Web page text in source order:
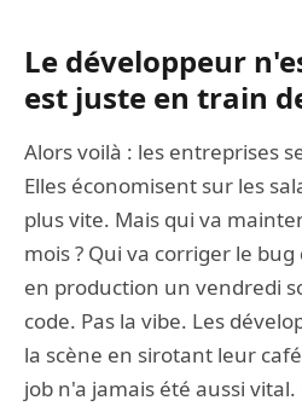
Le développeur
est juste en train
Alors voilà : les entreprises
Elles économisent sur les
plus vite. Mais qui va
mois ? Qui va corriger le
en production un vendredi
code. Pas la vibe. Les
la scène en sirotant leur
job n'a jamais été aussi